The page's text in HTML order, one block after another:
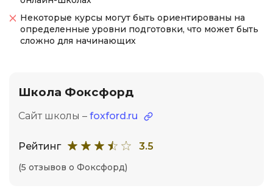
Некоторые курсы могут быть ориентированы на
определенные уровни подготовки, что может быть
сложно для начинающих
Школа Фоксфорд
Сайт школы – foxford.ru
Рейтинг 3.5
(5 отзывов о Фоксфорд)